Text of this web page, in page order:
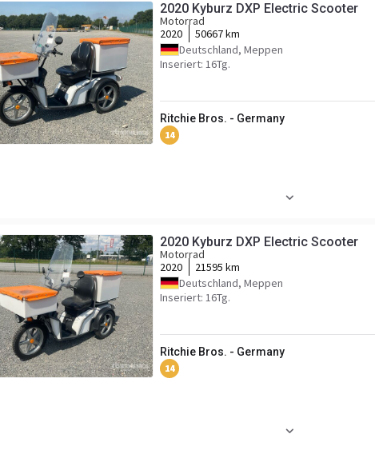
2020 Kyburz DXP Electric Scooter
Motorrad
2020
50667 km
Deutschland, Meppen
Inseriert: 16Tg.
Ritchie Bros. - Germany
14
2020 Kyburz DXP Electric Scooter
Motorrad
2020
21595 km
Deutschland, Meppen
Inseriert: 16Tg.
Ritchie Bros. - Germany
14